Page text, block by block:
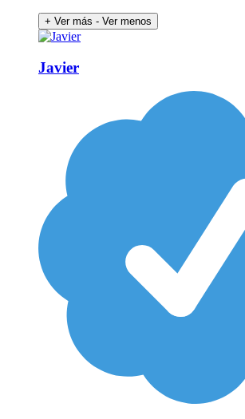
+ Ver más - Ver menos
Javier